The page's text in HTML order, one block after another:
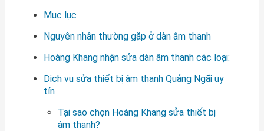
Mục lục
Nguyên nhân thường gặp ở dàn âm thanh
Hoàng Khang nhận sửa dàn âm thanh các loại:
Dịch vụ sửa thiết bị âm thanh Quảng Ngãi uy
tín
Tại sao chọn Hoàng Khang sửa thiết bị
âm thanh?